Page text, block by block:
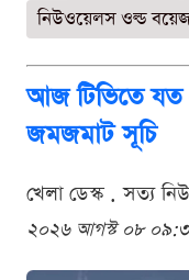
নিউওয়েলস ওল্ড
আজ টিভিতে যত
জমজমাট সূচি
খেলা ডেস্ক . সত্য
২০২৬ আগস্ট ০৮